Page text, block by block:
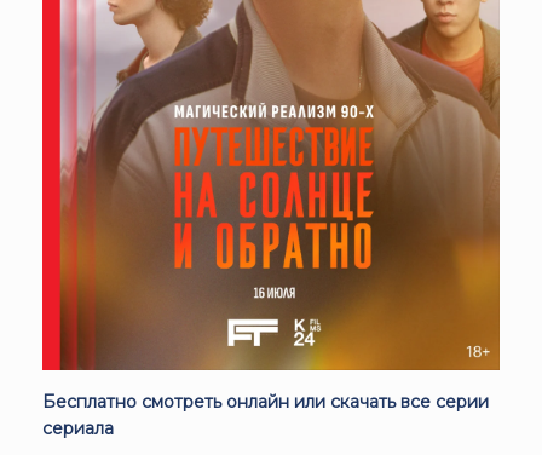
Бесплатно смотреть онлайн или скачать все серии
сериала